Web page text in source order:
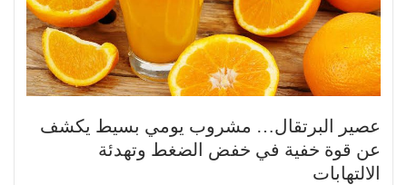
عصير البرتقال… مشروب يومي بسيط يكشف
عن قوة خفية في خفض الضغط وتهدئة
الالتهابات